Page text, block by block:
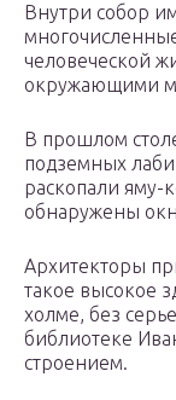
Внутри собор
человеческой
окружающими
В прошлом
подземных
раскопали яму-
обнаружены
Архитекторы
такое высокое
холме, без
библиотеке
строением.